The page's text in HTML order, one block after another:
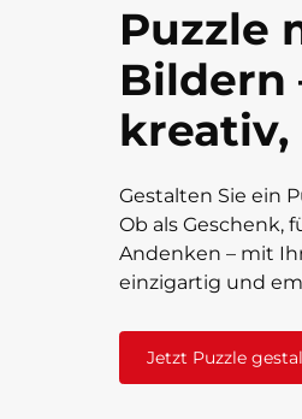
Puzzle
Bildern
kreativ,
Gestalten Sie ein
Ob als Geschenk,
Andenken – mit
einzigartig und
Jetzt Puzzle